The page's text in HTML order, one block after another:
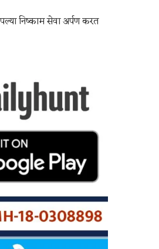
निष्काम सेवा अर्पण करत